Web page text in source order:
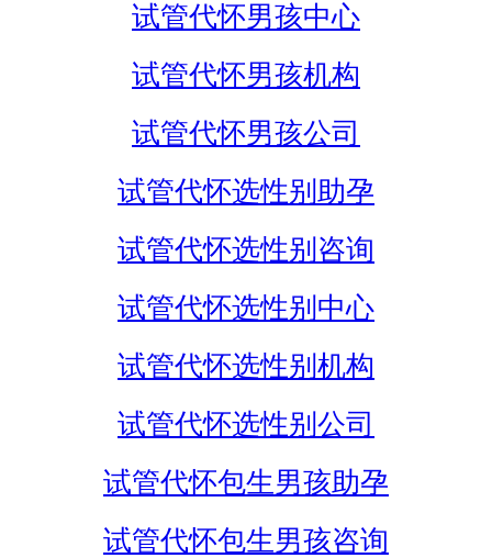
试管代怀男孩中心
试管代怀男孩机构
试管代怀男孩公司
试管代怀选性别助孕
试管代怀选性别咨询
试管代怀选性别中心
试管代怀选性别机构
试管代怀选性别公司
试管代怀包生男孩助孕
试管代怀包生男孩咨询